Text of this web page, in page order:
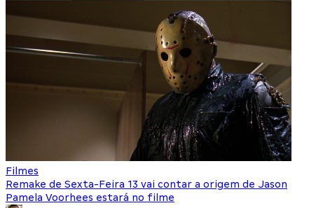
Filmes
Remake de Sexta-Feira 13 vai contar a origem de Jason
Pamela Voorhees estará no filme